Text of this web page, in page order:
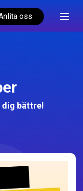
oss
dig bättre!